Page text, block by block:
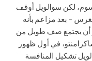
لكن سوالويل أوقف
– بعد مزاعم بأنه
أن يجتمع صف طويل من
في أول ظهور
تشكيل المنافسة